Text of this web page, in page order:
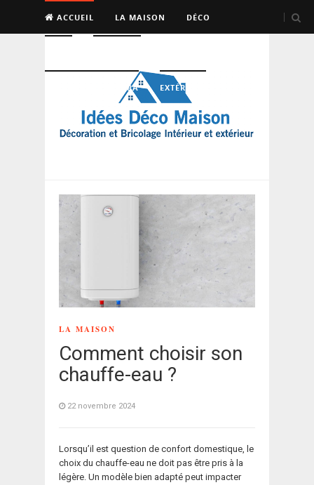
ACCUEIL LA MAISON DÉCO
PISCINE, SAUNA, SPA EXTÉRIEUR
LA MAISON
Comment choisir son
chauffe-eau ?
22 novembre 2024
Lorsqu’il est question de confort domestique, le
choix du chauffe-eau ne doit pas être pris à la
légère. Un modèle bien adapté peut impacter